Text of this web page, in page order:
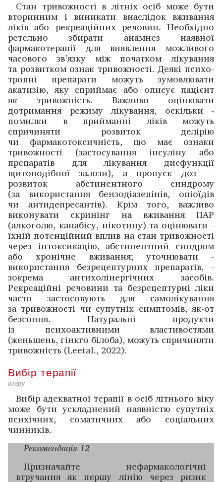
Стан тривожності в літніх осіб може бути
вторинним і виникати внаслідок вживання
ліків або рекреаційних речовин. Необхідно
ретельно збирати анамнез наявної
фармакотерапії для виявлення можливого
часового зв’язку між початком лікування
та розвитком ознак тривожності. Деякі психо­
тропні препарати можуть зумовлювати
акатизію, яку сприймає або описує пацієнт
як тривожність. Важливо оцінювати
дотримання режиму лікування, оскільки ­
помилки в прийманні ліків можуть
спричиняти розвиток делірію
чи фармакотоксичність, що має ознаки
тривожності (застосування інсуліну або
препаратів для лікування дисфункції
щитоподібної залози), а пропуск доз —
розвиток абстинентного синдрому
(за використання бензодіазепінів, опіоїдів
чи антидепресантів). Крім того, важливо
виконувати скринінг на вживання ПАР
(алкоголю, канабісу, нікотину) та оцінювати ­
їхній потенційний вплив на стан тривожності
­через інтоксикацію, абстинентний синдром
або хронічне вживання; уточнювати ­
використання без­рецептурних препаратів, ­
зокрема анти­холінергічних засобів.
Рекреаційні речовини та безрецептурні ліки
часто зас­тосовують для ­самолікування
за тривожності чи супутніх симптомів, як-от
безсоння. Натуральні продукти
із психоактивними властивостями
(женьшень, ­гінкго білоба), можуть спричиняти
тривожність (Leetal., 2022).
Вибір терапії
вгору
Вибір адекватної терапії в осіб літнього віку
може бути ускладнений наявністю супутніх
психічних, соматичних або соціальних
чинників.
Рекомендація 12
Призначайте нефармакологічні
втручання як першу лінію через ризик